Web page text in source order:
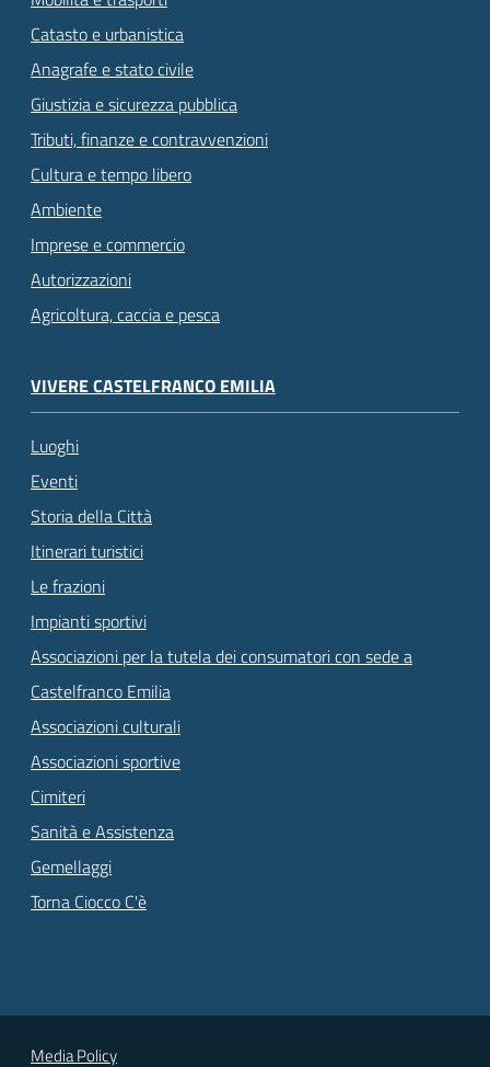
Catasto e urbanistica
Anagrafe e stato civile
Giustizia e sicurezza pubblica
Tributi, finanze e contravvenzioni
Cultura e tempo libero
Ambiente
Imprese e commercio
Autorizzazioni
Agricoltura, caccia e pesca
VIVERE CASTELFRANCO EMILIA
Luoghi
Eventi
Storia della Città
Itinerari turistici
Le frazioni
Impianti sportivi
Associazioni per la tutela dei consumatori con sede a
Castelfranco Emilia
Associazioni culturali
Associazioni sportive
Cimiteri
Sanità e Assistenza
Gemellaggi
Torna Ciocco C'è
Media Policy